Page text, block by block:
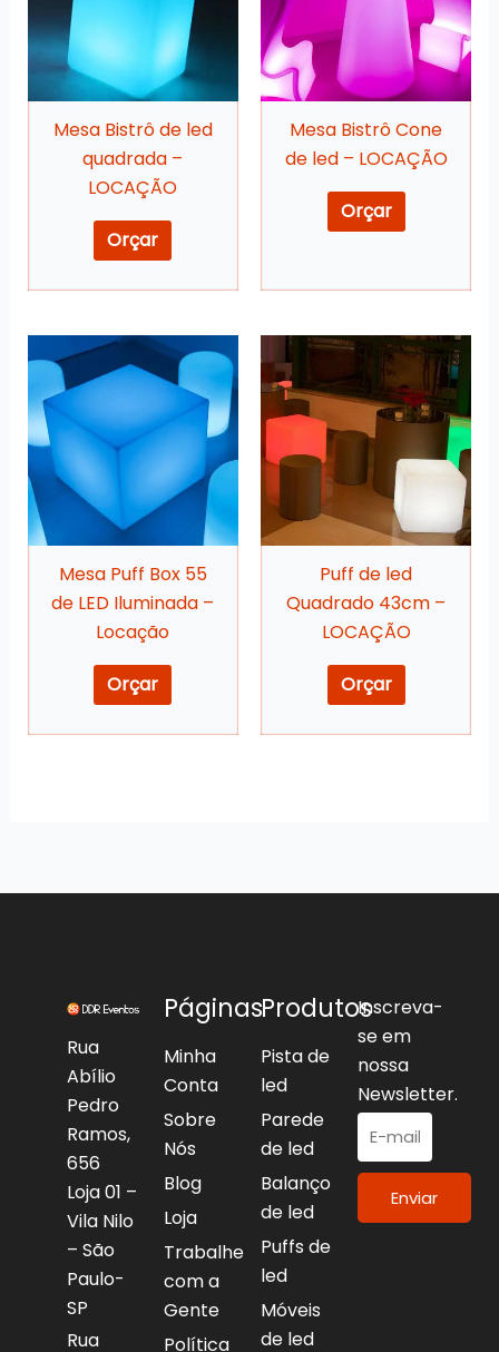
Mesa Bistrô de led
quadrada –
LOCAÇÃO
Orçar
Mesa Bistrô Cone
de led – LOCAÇÃO
Orçar
Mesa Puff Box 55
de LED Iluminada –
Locação
Orçar
Puff de led
Quadrado 43cm –
LOCAÇÃO
Orçar
Este
produto
tem
várias
variantes.
opções
podem
ser
escolhidas
na
página
Rua
Abílio
Pedro
Ramos,
656
Loja 01 –
Vila Nilo
– São
Paulo-
SP
Rua
Páginas
Minha
Conta
Sobre
Nós
Blog
Loja
Trabalhe
com a
Gente
Política
Produtos
Pista de
led
Parede
de led
Balanço
de led
Puffs de
led
Móveis
de led
Inscreva-
se em
nossa
Newsletter.
Enviar